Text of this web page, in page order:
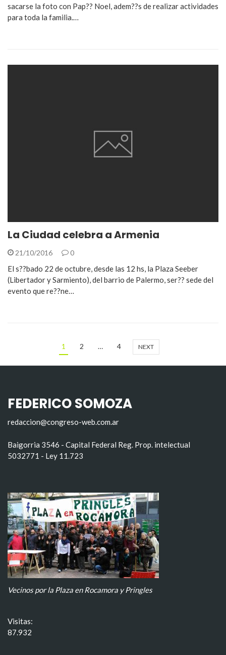
sacarse la foto con Pap?? Noel, adem??s de realizar actividades
para toda la familia.…
La Ciudad celebra a Armenia
21/10/2016 0
El s??bado 22 de octubre, desde las 12 hs, la Plaza Seeber
(Libertador y Sarmiento), del barrio de Palermo, ser?? sede del
evento que re??ne…
1 2 … 4 NEXT
FEDERICO SOMOZA
redaccion@congreso-web.com.ar
Baigorria 3546 - Capital Federal Reg. Prop. intelectual
5032771 - Ley 11.723
Vecinos por la Plaza en Rocamora y Pringles
Visitas:
87.932